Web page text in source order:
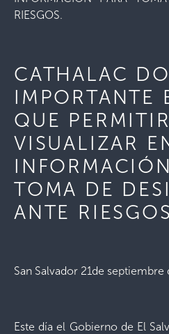
RIESGOS.
CATHALAC
IMPORTANTE
QUE
VISUALIZAR
TOMA DE
ANTE
San Salvador 21de
Este día el Gobierno de El